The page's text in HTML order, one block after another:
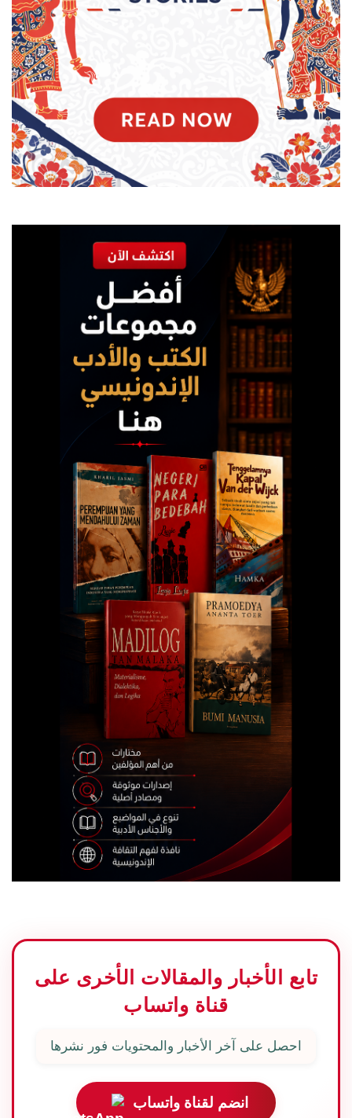
تابع الأخبار والمقالات الأخرى على
قناة واتساب
احصل على آخر الأخبار والمحتويات فور نشرها
انضم لقناة واتساب